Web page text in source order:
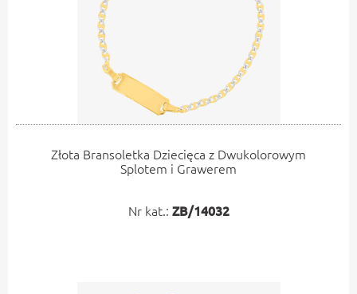
Złota Bransoletka Dziecięca z Dwukolorowym
Splotem i Grawerem
Nr kat.: ZB/14032